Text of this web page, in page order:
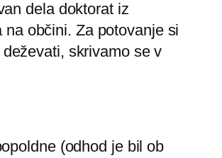
dela doktorat iz
občini. Za potovanje si
skrivamo se v
(odhod je bil ob